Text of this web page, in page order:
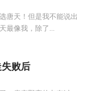
唐天！但是我不能说出
最像我，除了...
败后